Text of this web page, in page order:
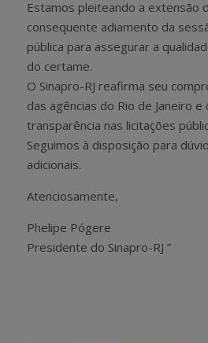
Estamos pleiteando a extensão
consequente adiamento da
pública para assegurar a
do certame.
O Sinapro-RJ reafirma seu
das agências do Rio de Janeiro e
transparência nas licitações
Seguimos à disposição para
adicionais.
Atenciosamente,
Phelipe Pógere
Presidente do Sinapro-RJ ”